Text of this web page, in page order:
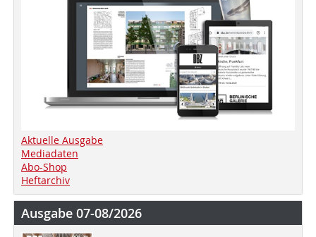
Aktuelle Ausgabe
Mediadaten
Abo-Shop
Heftarchiv
Ausgabe 07-08/2026